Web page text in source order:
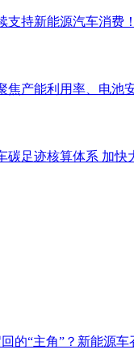
支持新能源汽车消费
焦产能利用率、电池
碳足迹核算体系 加快
的“主角”？新能源车